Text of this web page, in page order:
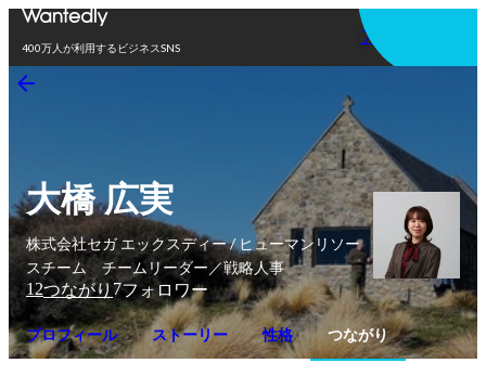
400万人が利用するビジネスSNS
アプリを使う
大橋 広実
株式会社セガ エックスディー / ヒューマンリソー
スチーム チームリーダー／戦略人事
12つながり 7フォロワー
プロフィール ストーリー 性格 つながり